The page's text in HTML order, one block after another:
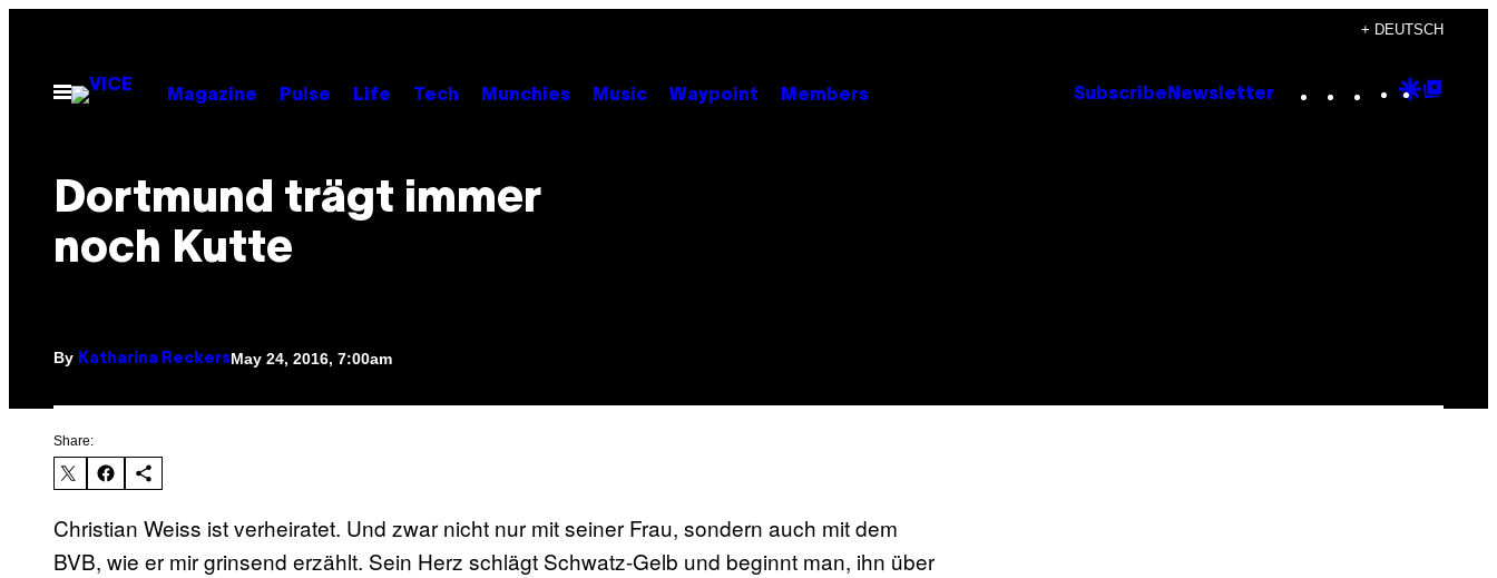
content
+ DEUTSCH
Open
Menu
Magazine Pulse Life Tech Munchies Music Waypoint Members Subscribe Newsletter Instagram
TikTok
YouTube
Google
Dortmund trägt immer
noch Kutte
By Katharina ReckersMay 24, 2016, 7:00am
Share:
Christian Weiss ist verheiratet. Und zwar nicht nur mit seiner Frau, sondern auch mit dem
BVB, wie er mir grinsend erzählt. Sein Herz schlägt Schwatz-Gelb und beginnt man, ihn über